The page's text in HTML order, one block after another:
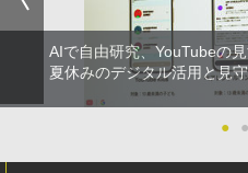
AIで自由研究、YouTubeの
夏休みのデジタル活用と見
● ●